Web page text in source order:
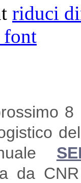
riduci
font
8
da